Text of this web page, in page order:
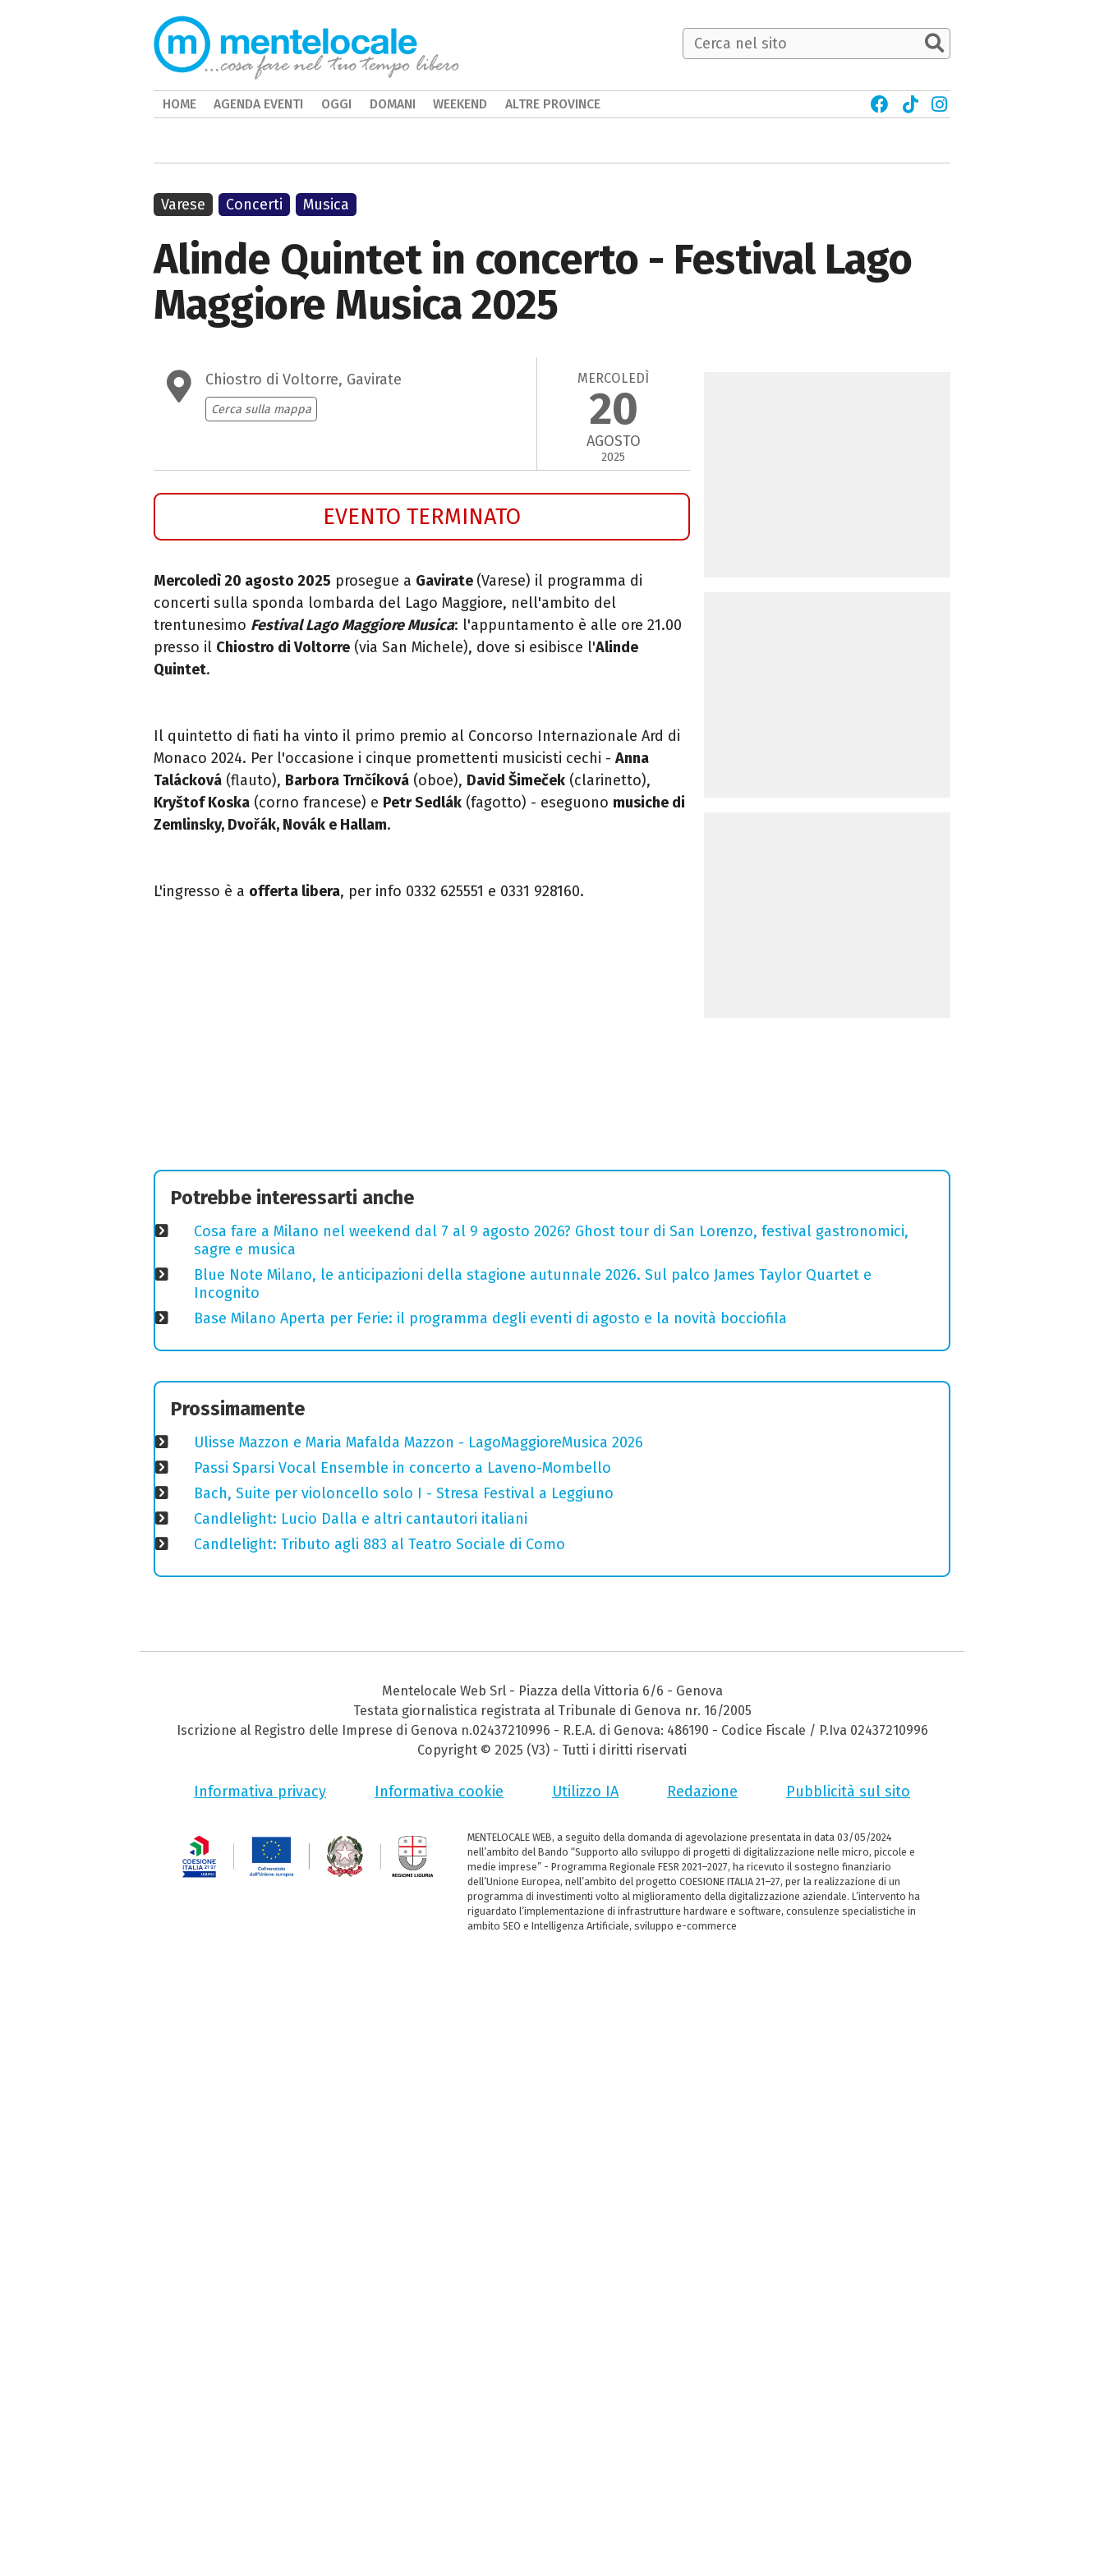
Alinde Quintet in concerto - Festival Lago
Maggiore Musica 2025
Chiostro di Voltorre, Gavirate
Cerca sulla mappa
MERCOLEDÌ
20
AGOSTO
2025
EVENTO TERMINATO
Mercoledì 20 agosto 2025 prosegue a Gavirate (Varese) il programma di
concerti sulla sponda lombarda del Lago Maggiore, nell'ambito del
trentunesimo Festival Lago Maggiore Musica: l'appuntamento è alle ore 21.00
presso il Chiostro di Voltorre (via San Michele), dove si esibisce l'Alinde
Quintet.
Il quintetto di fiati ha vinto il primo premio al Concorso Internazionale Ard di
Monaco 2024. Per l'occasione i cinque promettenti musicisti cechi - Anna
Talácková (flauto), Barbora Trnčíková (oboe), David Šimeček (clarinetto),
Kryštof Koska (corno francese) e Petr Sedlák (fagotto) - eseguono musiche di
Zemlinsky, Dvořák, Novák e Hallam.
L'ingresso è a offerta libera, per info 0332 625551 e 0331 928160.
Varese Concerti Musica
Potrebbe interessarti anche
Cosa fare a Milano nel weekend dal 7 al 9 agosto 2026? Ghost tour di San Lorenzo, festival gastronomici,
sagre e musica
Blue Note Milano, le anticipazioni della stagione autunnale 2026. Sul palco James Taylor Quartet e
Incognito
Base Milano Aperta per Ferie: il programma degli eventi di agosto e la novità bocciofila
Prossimamente
Ulisse Mazzon e Maria Mafalda Mazzon - LagoMaggioreMusica 2026
Passi Sparsi Vocal Ensemble in concerto a Laveno-Mombello
Bach, Suite per violoncello solo I - Stresa Festival a Leggiuno
Candlelight: Lucio Dalla e altri cantautori italiani
Candlelight: Tributo agli 883 al Teatro Sociale di Como
HOME AGENDA EVENTI OGGI DOMANI WEEKEND ALTRE PROVINCE
Mentelocale Web Srl - Piazza della Vittoria 6/6 - Genova
Testata giornalistica registrata al Tribunale di Genova nr. 16/2005
Iscrizione al Registro delle Imprese di Genova n.02437210996 - R.E.A. di Genova: 486190 - Codice Fiscale / P.Iva 02437210996
Copyright © 2025 (V3) - Tutti i diritti riservati
Informativa privacy Informativa cookie Utilizzo IA Redazione Pubblicità sul sito
MENTELOCALE WEB, a seguito della domanda di agevolazione presentata in data 03/05/2024
nell’ambito del Bando “Supporto allo sviluppo di progetti di digitalizzazione nelle micro, piccole e
medie imprese” - Programma Regionale FESR 2021–2027, ha ricevuto il sostegno finanziario
dell’Unione Europea, nell’ambito del progetto COESIONE ITALIA 21–27, per la realizzazione di un
programma di investimenti volto al miglioramento della digitalizzazione aziendale. L’intervento ha
riguardato l’implementazione di infrastrutture hardware e software, consulenze specialistiche in
ambito SEO e Intelligenza Artificiale, sviluppo e-commerce